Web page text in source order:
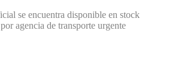
se encuentra disponible en stock
agencia de transporte urgente